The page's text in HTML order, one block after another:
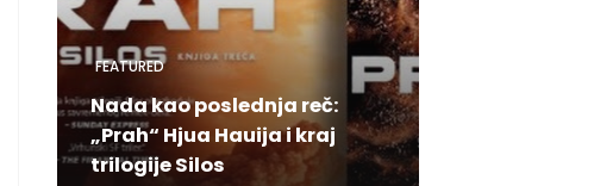
FEATURED
Nada kao poslednja reč:
„Prah“ Hjua Hauija i kraj
trilogije Silos